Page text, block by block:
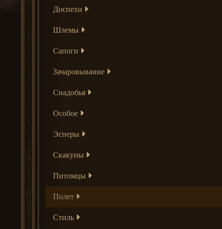
Доспехи
Шлемы
Сапоги
Зачаровывание
Снадобья
Особое
Эсперы
Скакуны
Питомцы
Полет
Стиль